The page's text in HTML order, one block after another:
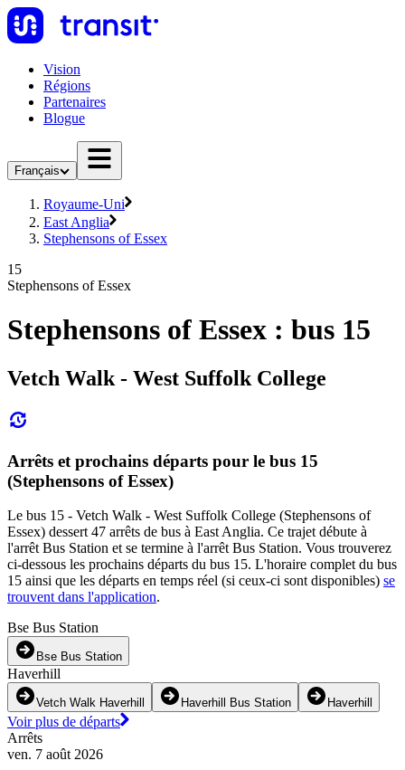
Vision
Régions
Partenaires
Blogue
Français
Royaume-Uni
East Anglia
Stephensons of Essex
15
Stephensons of Essex
Stephensons of Essex : bus 15
Vetch Walk - West Suffolk College
Arrêts et prochains départs pour le bus 15
(Stephensons of Essex)
Le bus 15 - Vetch Walk - West Suffolk College (Stephensons of
Essex) dessert 47 arrêts de bus à East Anglia. Ce trajet débute à
l'arrêt Bus Station et se termine à l'arrêt Bus Station. Vous trouverez
ci-dessous les prochains départs du bus 15. L'horaire complet du bus
15 ainsi que les départs en temps réel (si ceux-ci sont disponibles) se
trouvent dans l'application.
Bse Bus Station
Bse Bus Station
Haverhill
Vetch Walk Haverhill Haverhill Bus Station Haverhill
Voir plus de départs
Arrêts
ven. 7 août 2026